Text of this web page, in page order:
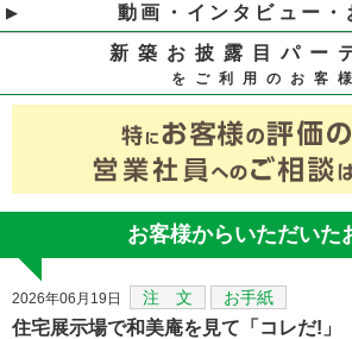
動画・インタビュー・
新築お披露目パー
をご利用のお客様
お客様からいただいた
2026年06月19日 注 文 お手紙
住宅展示場で和美庵を見て「コレだ!」